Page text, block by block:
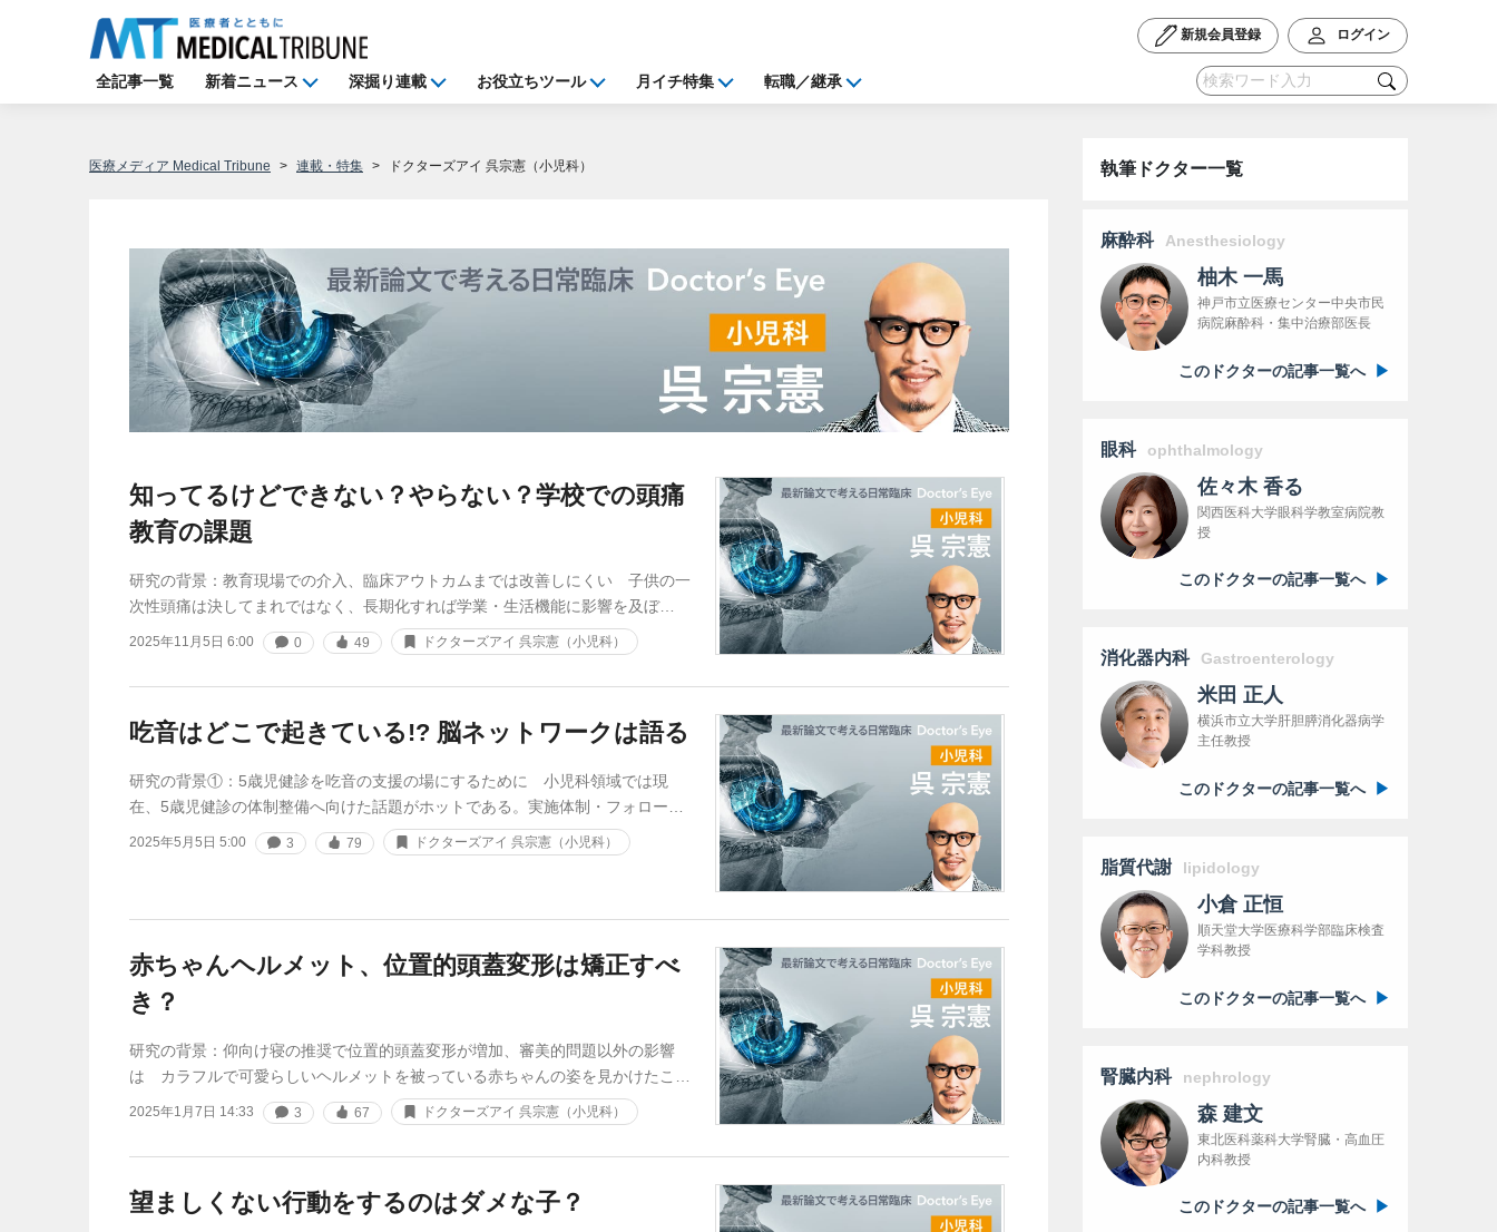
新規会員登録 ログイン
全記事一覧 新着ニュース 深掘り連載 お役立ちツール 月イチ特集 転職／継承
医療メディア Medical Tribune 連載・特集 ドクターズアイ 呉宗憲（小児科）
知ってるけどできない？やらない？学校での頭痛
教育の課題
研究の背景：教育現場での介入、臨床アウトカムまでは改善しにくい 子供の一
次性頭痛は決してまれではなく、長期化すれば学業・生活機能に影響を及ぼ…
2025年11月5日 6:00 0 49 ドクターズアイ 呉宗憲（小児科）
吃音はどこで起きている!? 脳ネットワークは語る
研究の背景①：5歳児健診を吃音の支援の場にするために 小児科領域では現
在、5歳児健診の体制整備へ向けた話題がホットである。実施体制・フォロー…
2025年5月5日 5:00 3 79 ドクターズアイ 呉宗憲（小児科）
赤ちゃんヘルメット、位置的頭蓋変形は矯正すべ
き？
研究の背景：仰向け寝の推奨で位置的頭蓋変形が増加、審美的問題以外の影響
は カラフルで可愛らしいヘルメットを被っている赤ちゃんの姿を見かけたこ…
2025年1月7日 14:33 3 67 ドクターズアイ 呉宗憲（小児科）
望ましくない行動をするのはダメな子？
執筆ドクター一覧
麻酔科 Anesthesiology
柚木 一馬
神戸市立医療センター中央市民
病院麻酔科・集中治療部医長
このドクターの記事一覧へ
眼科 ophthalmology
佐々木 香る
関西医科大学眼科学教室病院教
授
このドクターの記事一覧へ
消化器内科 Gastroenterology
米田 正人
横浜市立大学肝胆膵消化器病学
主任教授
このドクターの記事一覧へ
脂質代謝 lipidology
小倉 正恒
順天堂大学医療科学部臨床検査
学科教授
このドクターの記事一覧へ
腎臓内科 nephrology
森 建文
東北医科薬科大学腎臓・高血圧
内科教授
このドクターの記事一覧へ